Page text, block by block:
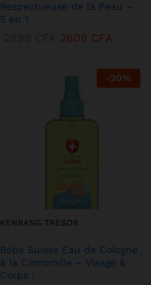
Respectueuse de la Peau –
5 en 1
2609 CFA
-20%
KENBANG TRÉSOR
Bébé Suisse Eau de Cologne
à la Camomille – Visage &
Corps :